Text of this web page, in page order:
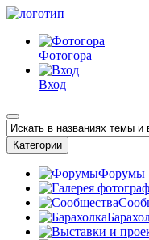
Фотогора
Вход
Категории
Форумы